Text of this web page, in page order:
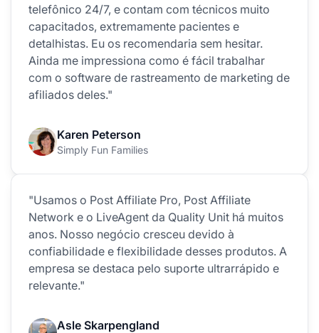
telefônico 24/7, e contam com técnicos muito
capacitados, extremamente pacientes e
detalhistas. Eu os recomendaria sem hesitar.
Ainda me impressiona como é fácil trabalhar
com o software de rastreamento de marketing de
afiliados deles."
Karen Peterson
Simply Fun Families
"Usamos o Post Affiliate Pro, Post Affiliate
Network e o LiveAgent da Quality Unit há muitos
anos. Nosso negócio cresceu devido à
confiabilidade e flexibilidade desses produtos. A
empresa se destaca pelo suporte ultrarrápido e
relevante."
Asle Skarpengland